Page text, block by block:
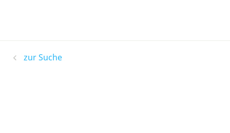
zur Suche